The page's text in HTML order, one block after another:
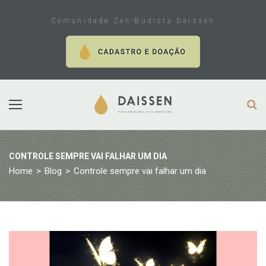
Comunidade Zen-Budista Daissen
CONTROLE SEMPRE VAI FALHAR UM DIA
Home > Blog > Controle sempre vai falhar um dia